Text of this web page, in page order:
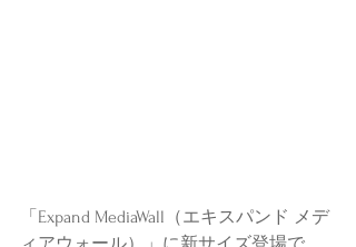
「Expand MediaWall（エキスパンド メデ